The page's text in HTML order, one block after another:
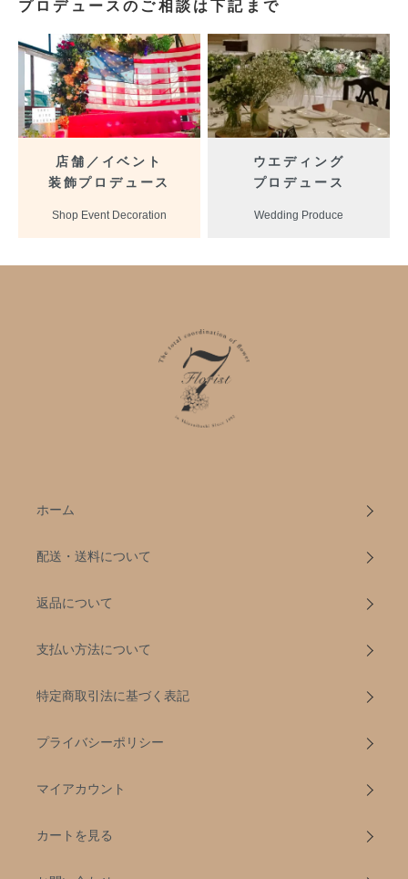
プロデュースのご相談は下記まで
店舗／イベント
装飾プロデュース
Shop Event Decoration
ウエディング
プロデュース
Wedding Produce
ホーム
配送・送料について
返品について
支払い方法について
特定商取引法に基づく表記
プライバシーポリシー
マイアカウント
カートを見る